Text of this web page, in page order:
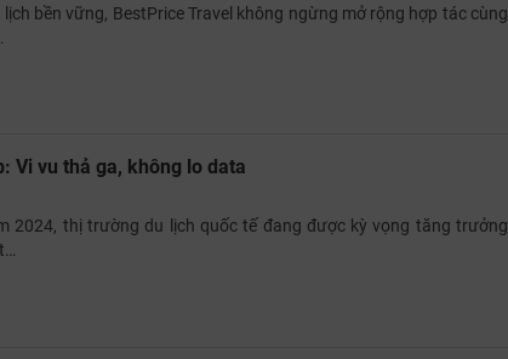
bền vững, BestPrice Travel không ngừng mở rộng hợp tác cùng
Vi vu thả ga, không lo data
2024, thị trường du lịch quốc tế đang được kỳ vọng tăng trưởng